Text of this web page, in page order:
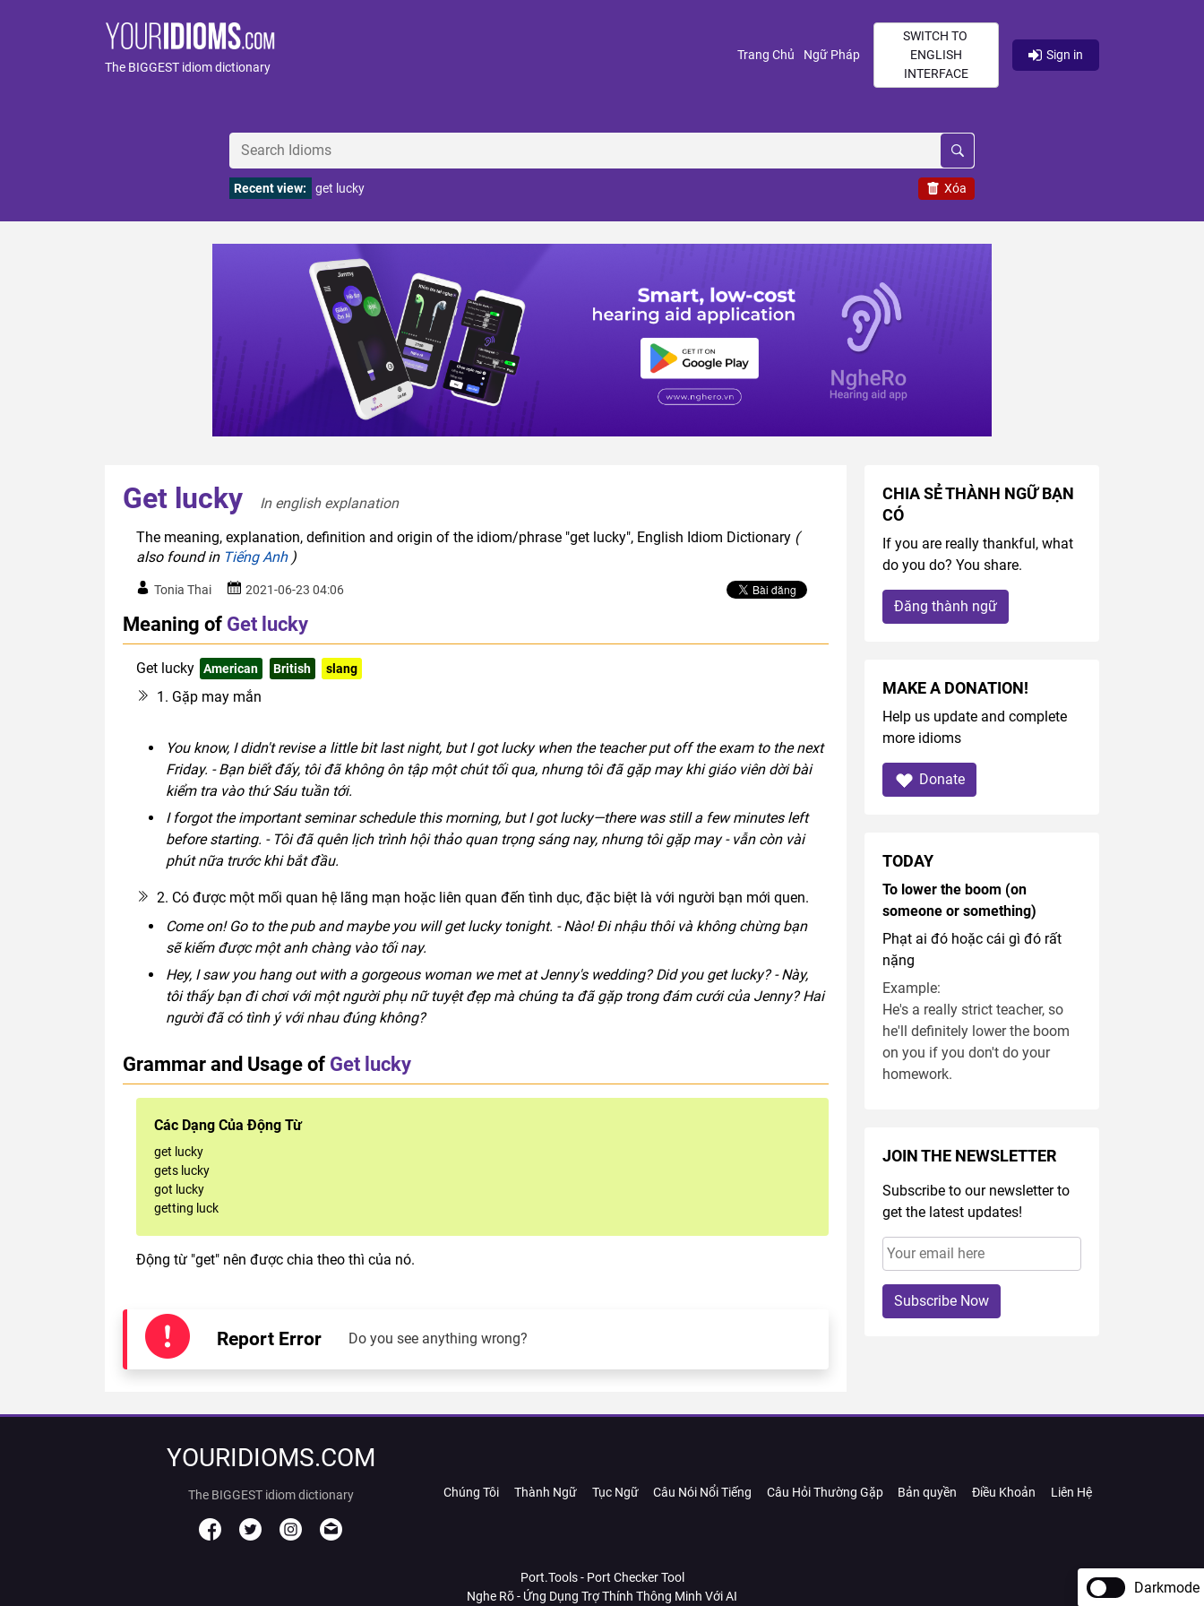
The BIGGEST idiom dictionary
Trang Chủ (current)
Ngữ Pháp(current)
SWITCH TO
ENGLISH
INTERFACE
Sign in
Xóa
Recent view: get lucky
Get lucky
In english explanation
The meaning, explanation, definition and origin of the idiom/phrase "get lucky", English Idiom Dictionary (
also found in Tiếng Anh)
Tonia Thai 2021-06-23 04:06
Meaning of Get lucky
Get lucky American British slang
1. Gặp may mắn
You know, I didn't revise a little bit last night, but I got lucky when the teacher put off the exam to the next
Friday. - Bạn biết đấy, tôi đã không ôn tập một chút tối qua, nhưng tôi đã gặp may khi giáo viên dời bài
kiểm tra vào thứ Sáu tuần tới.
I forgot the important seminar schedule this morning, but I got lucky—there was still a few minutes left
before starting. - Tôi đã quên lịch trình hội thảo quan trọng sáng nay, nhưng tôi gặp may - vẫn còn vài
phút nữa trước khi bắt đầu.
2. Có được một mối quan hệ lãng mạn hoặc liên quan đến tình dục, đặc biệt là với người bạn mới quen.
Come on! Go to the pub and maybe you will get lucky tonight. - Nào! Đi nhậu thôi và không chừng bạn
sẽ kiếm được một anh chàng vào tối nay.
Hey, I saw you hang out with a gorgeous woman we met at Jenny's wedding? Did you get lucky? - Này,
tôi thấy bạn đi chơi với một người phụ nữ tuyệt đẹp mà chúng ta đã gặp trong đám cưới của Jenny? Hai
người đã có tình ý với nhau đúng không?
Grammar and Usage of Get lucky
Các Dạng Của Động Từ
get lucky
gets lucky
got lucky
getting luck
Động từ "get" nên được chia theo thì của nó.
Report Error Do you see anything wrong?
CHIA SẺ THÀNH NGỮ BẠN
CÓ
If you are really thankful, what
do you do? You share.
Đăng thành ngữ
MAKE A DONATION!
Help us update and complete
more idioms
Donate
TODAY
To lower the boom (on
someone or something)
Phạt ai đó hoặc cái gì đó rất
nặng
Example:
He's a really strict teacher, so
he'll definitely lower the boom
on you if you don't do your
homework.
JOIN THE NEWSLETTER
Subscribe to our newsletter to
get the latest updates!
Subscribe Now
YOURIDIOMS.COM
The BIGGEST idiom dictionary Chúng Tôi Thành Ngữ Tục Ngữ Câu Nói Nổi Tiếng Câu Hỏi Thường Gặp Bản quyền Điều Khoản Liên Hệ
Port.Tools - Port Checker Tool
Nghe Rõ - Ứng Dụng Trợ Thính Thông Minh Với AI
Darkmode